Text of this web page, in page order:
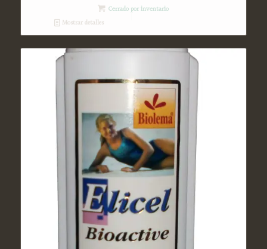
Cerrado por inventario
Mostrar detalles